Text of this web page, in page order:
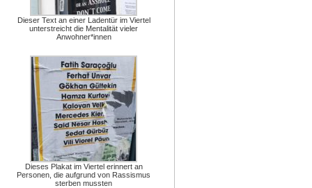
Dieser Text an einer Ladentür im Viertel
unterstreicht die Mentalität vieler
Anwohner*innen
Dieses Plakat im Viertel erinnert an
Personen, die aufgrund von Rassismus
sterben mussten